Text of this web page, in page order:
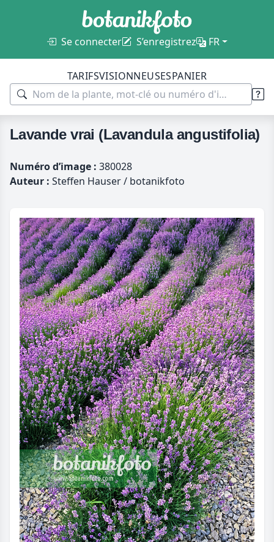
Se connecter S’enregistrez FR
TARIFSVISIONNEUSESPANIER
Lavande vrai (Lavandula angustifolia)
Numéro d’image : 380028
Auteur : Steffen Hauser / botanikfoto